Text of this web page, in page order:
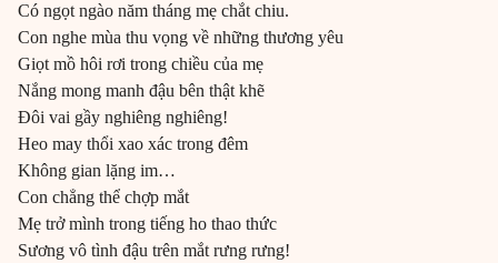
Có ngọt ngào năm tháng mẹ chắt chiu.
Con nghe mùa thu vọng về những thương yêu
Giọt mồ hôi rơi trong chiều của mẹ
Nắng mong manh đậu bên thật khẽ
Đôi vai gầy nghiêng nghiêng!
Heo may thổi xao xác trong đêm
Không gian lặng im…
Con chẳng thể chợp mắt
Mẹ trở mình trong tiếng ho thao thức
Sương vô tình đậu trên mắt rưng rưng!